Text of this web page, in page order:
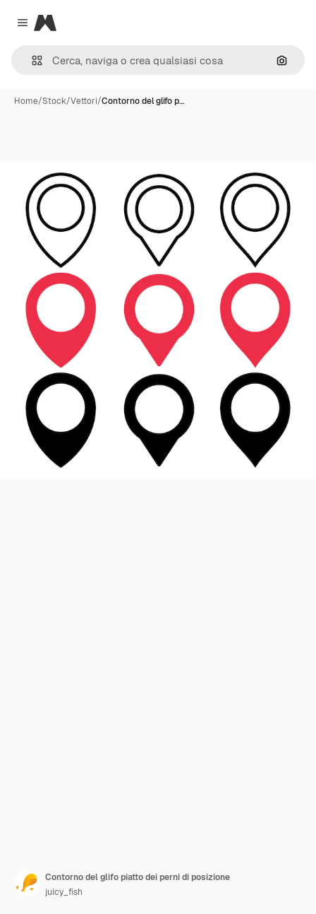
Close menu
Magnific
Cerca
Home/Stock/Vettori/Contorno del glifo p…
Contorno del glifo piatto dei perni di posizione
juicy_fish